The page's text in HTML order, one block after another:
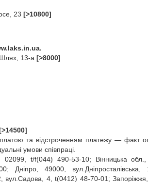
23 [>10800]
Шлях, 13-а [>8000]
та відстроченням платежу — факт
умови співпраці.
02099, t/f(044) 490‑53‑10; Вінницька
Дніпро, 49000,
вул.Садова, 4, t(0412) 48‑70‑01;